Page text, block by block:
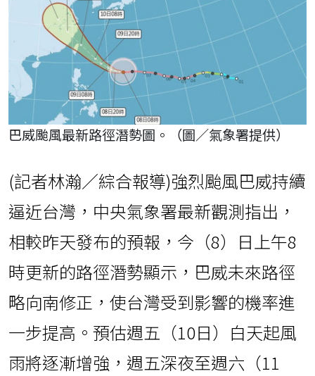
巴威颱風最新路徑潛勢圖。（圖／氣象署提供）
(記者林瀚／綜合報導)強烈颱風巴威持續
逼近台灣，中央氣象署最新觀測指出，
相較昨天發布的預報，今（8）日上午8
時更新的路徑潛勢顯示，巴威未來路徑
略向南修正，使台灣受到影響的機率進
一步提高。預估週五（10日）白天起風
雨將逐漸增強，週五深夜至週六（11